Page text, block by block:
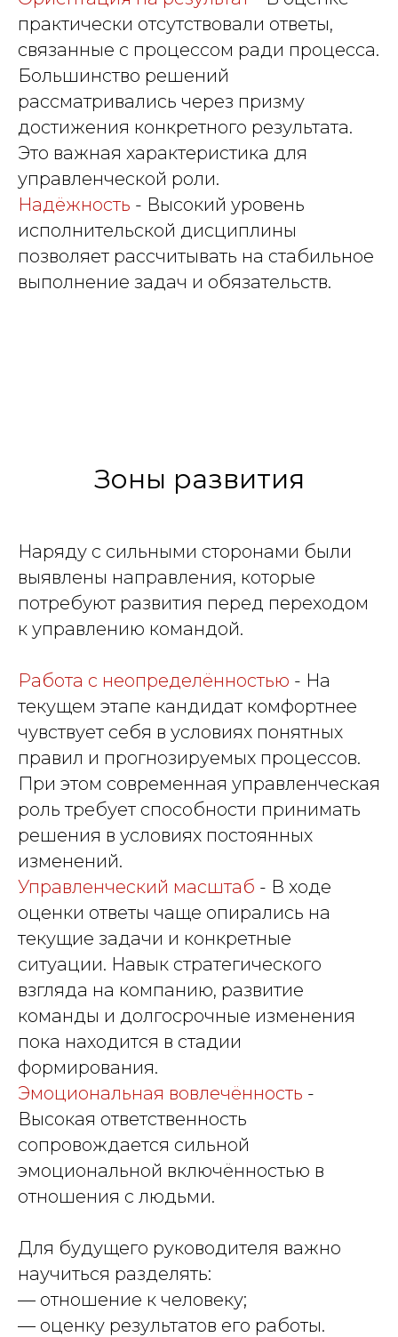
практически отсутствовали ответы,
связанные с процессом ради процесса.
Большинство решений
рассматривались через призму
достижения конкретного результата.
Это важная характеристика для
управленческой роли.
Надёжность - Высокий уровень
исполнительской дисциплины
позволяет рассчитывать на стабильное
выполнение задач и обязательств.
Зоны развития
Наряду с сильными сторонами были
выявлены направления, которые
потребуют развития перед переходом
к управлению командой.
Работа с неопределённостью - На
текущем этапе кандидат комфортнее
чувствует себя в условиях понятных
правил и прогнозируемых процессов.
При этом современная управленческая
роль требует способности принимать
решения в условиях постоянных
изменений.
Управленческий масштаб - В ходе
оценки ответы чаще опирались на
текущие задачи и конкретные
ситуации. Навык стратегического
взгляда на компанию, развитие
команды и долгосрочные изменения
пока находится в стадии
формирования.
Эмоциональная вовлечённость -
Высокая ответственность
сопровождается сильной
эмоциональной включённостью в
отношения с людьми.
Для будущего руководителя важно
научиться разделять:
— отношение к человеку;
— оценку результатов его работы.